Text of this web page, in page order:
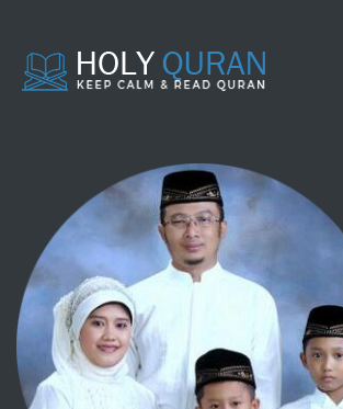
093 - ADH DHUHAA
095 - AL TIIN
096 - AL 'ALAQ
097 - AL QADR
098 - AL BAYYINAH
099 - AL ZALZALAH